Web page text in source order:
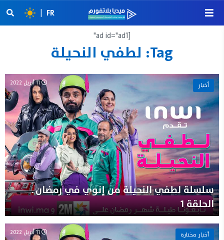
FR
|
[ad id="ad1"
Tag: لطفي النحيلة
أخبار
سلسلة لطفي النحيلة من إنوي في رمضان ـ
الحلقة 1
11 أبريل 2022
أخبار مختارة 11 أبريل 2022